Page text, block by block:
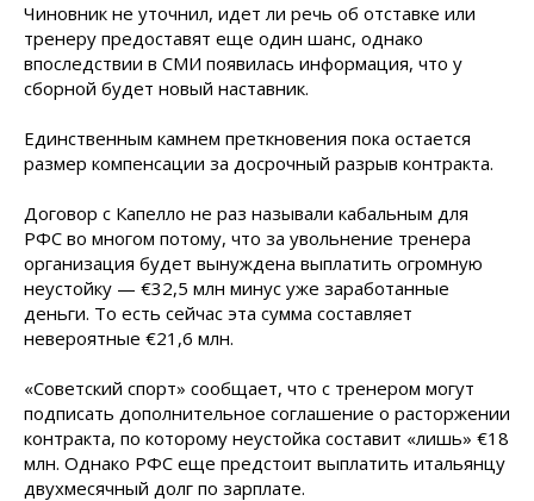
Чиновник не уточнил, идет ли речь об отставке или
тренеру предоставят еще один шанс, однако
впоследствии в СМИ появилась информация, что у
сборной будет новый наставник.
Единственным камнем преткновения пока остается
размер компенсации за досрочный разрыв контракта.
Договор с Капелло не раз называли кабальным для
РФС во многом потому, что за увольнение тренера
организация будет вынуждена выплатить огромную
неустойку — €32,5 млн минус уже заработанные
деньги. То есть сейчас эта сумма составляет
невероятные €21,6 млн.
«Советский спорт» сообщает, что с тренером могут
подписать дополнительное соглашение о расторжении
контракта, по которому неустойка составит «лишь» €18
млн. Однако РФС еще предстоит выплатить итальянцу
двухмесячный долг по зарплате.